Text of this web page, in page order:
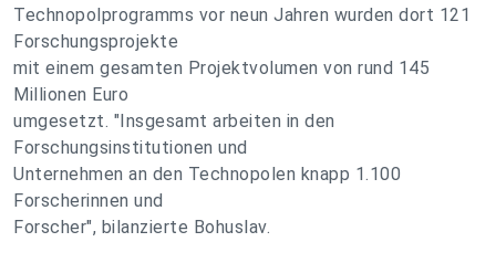
Technopolprogramms vor neun Jahren wurden dort 121
Forschungsprojekte
mit einem gesamten Projektvolumen von rund 145
Millionen Euro
umgesetzt. "Insgesamt arbeiten in den
Forschungsinstitutionen und
Unternehmen an den Technopolen knapp 1.100
Forscherinnen und
Forscher", bilanzierte Bohuslav.